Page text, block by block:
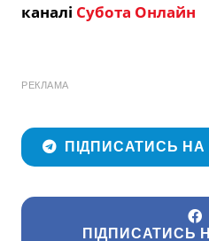
каналі Субота Онлайн
РЕКЛАМА
ПІДПИСАТИСЬ НА
ПІДПИСАТИСЬ